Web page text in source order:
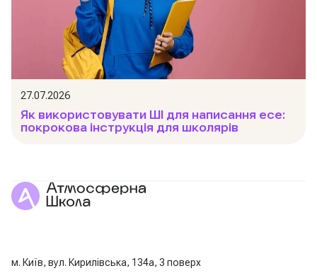
27.07.2026
Як використовувати ШІ для написання есе:
покрокова інструкція для школярів
м. Київ, вул. Кирилівська, 134а, 3 поверх